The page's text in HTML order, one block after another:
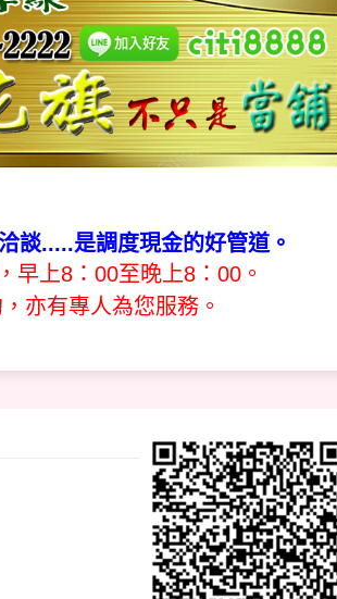
談.....是調度現金的好管道。
早上8：00至晚上8：00。
亦有專人為您服務。